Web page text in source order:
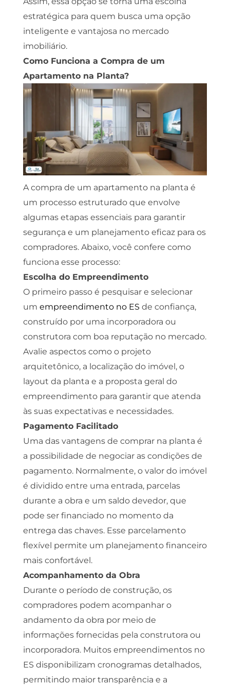
estratégica para quem busca uma opção
inteligente e vantajosa no mercado
imobiliário.
Como Funciona a Compra de um
Apartamento na Planta?
A compra de um apartamento na planta é
um processo estruturado que envolve
algumas etapas essenciais para garantir
segurança e um planejamento eficaz para os
compradores. Abaixo, você confere como
funciona esse processo:
Escolha do Empreendimento
O primeiro passo é pesquisar e selecionar
um empreendimento no ES de confiança,
construído por uma incorporadora ou
construtora com boa reputação no mercado.
Avalie aspectos como o projeto
arquitetônico, a localização do imóvel, o
layout da planta e a proposta geral do
empreendimento para garantir que atenda
às suas expectativas e necessidades.
Pagamento Facilitado
Uma das vantagens de comprar na planta é
a possibilidade de negociar as condições de
pagamento. Normalmente, o valor do imóvel
é dividido entre uma entrada, parcelas
durante a obra e um saldo devedor, que
pode ser financiado no momento da
entrega das chaves. Esse parcelamento
flexível permite um planejamento financeiro
mais confortável.
Acompanhamento da Obra
Durante o período de construção, os
compradores podem acompanhar o
andamento da obra por meio de
informações fornecidas pela construtora ou
incorporadora. Muitos empreendimentos no
ES disponibilizam cronogramas detalhados,
permitindo maior transparência e a